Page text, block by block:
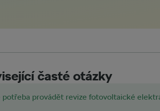
časté otázky
potřeba provádět revize fotovoltaické